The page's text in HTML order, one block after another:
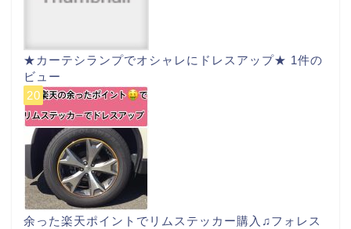
★カーテシランプでオシャレにドレスアップ★ 1件の
ビュー
余った楽天ポイントでリムステッカー購入♫フォレス